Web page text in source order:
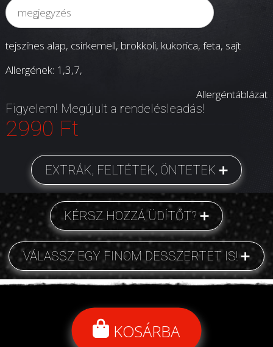
tejszínes alap, csirkemell, brokkoli, kukorica, feta, sajt
Allergének: 1,3,7,
Allergéntáblázat
Figyelem! Megújult a rendelésleadás!
2990 Ft
EXTRÁK, FELTÉTEK, ÖNTETEK
KÉRSZ HOZZÁ ÜDÍTŐT?
VÁLASSZ EGY FINOM DESSZERTET IS!
KOSÁRBA